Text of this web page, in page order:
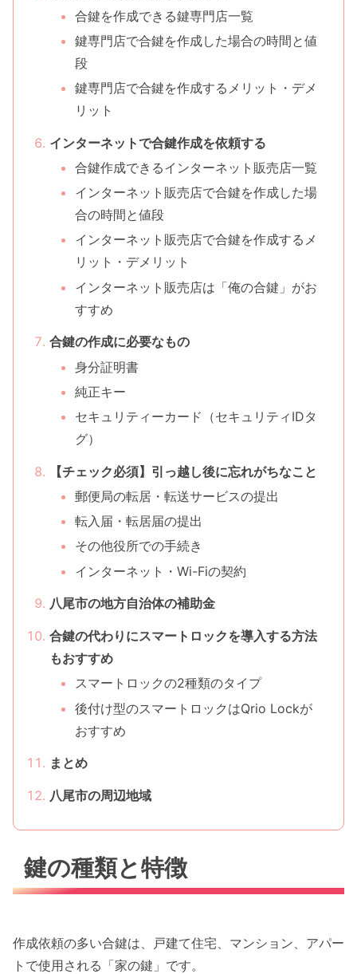
合鍵を作成できる鍵専門店一覧
鍵専門店で合鍵を作成した場合の時間と値
段
鍵専門店で合鍵を作成するメリット・デメ
リット
インターネットで合鍵作成を依頼する
合鍵作成できるインターネット販売店一覧
インターネット販売店で合鍵を作成した場
合の時間と値段
インターネット販売店で合鍵を作成するメ
リット・デメリット
インターネット販売店は「俺の合鍵」がお
すすめ
合鍵の作成に必要なもの
身分証明書
純正キー
セキュリティーカード（セキュリティIDタ
グ）
【チェック必須】引っ越し後に忘れがちなこと
郵便局の転居・転送サービスの提出
転入届・転居届の提出
その他役所での手続き
インターネット・Wi-Fiの契約
八尾市の地方自治体の補助金
合鍵の代わりにスマートロックを導入する方法
もおすすめ
スマートロックの2種類のタイプ
後付け型のスマートロックはQrio Lockが
おすすめ
まとめ
八尾市の周辺地域
鍵の種類と特徴
作成依頼の多い合鍵は、戸建て住宅、マンション、アパー
トで使用される「家の鍵」です。